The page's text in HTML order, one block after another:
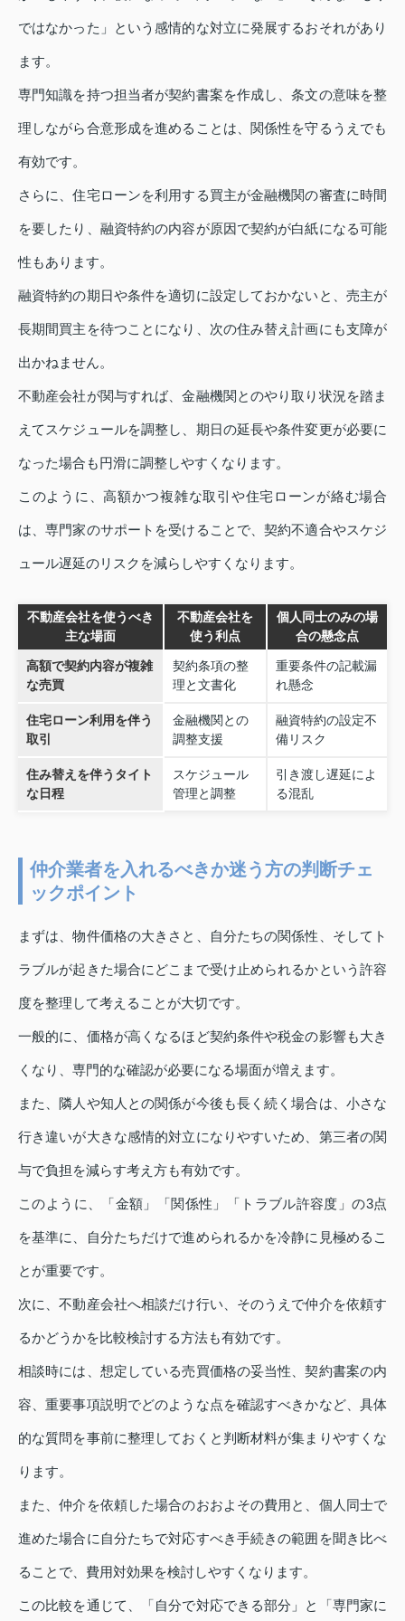
ではなかった」という感情的な対立に発展するおそれがあり
ます。
専門知識を持つ担当者が契約書案を作成し、条文の意味を整
理しながら合意形成を進めることは、関係性を守るうえでも
有効です。
さらに、住宅ローンを利用する買主が金融機関の審査に時間
を要したり、融資特約の内容が原因で契約が白紙になる可能
性もあります。
融資特約の期日や条件を適切に設定しておかないと、売主が
長期間買主を待つことになり、次の住み替え計画にも支障が
出かねません。
不動産会社が関与すれば、金融機関とのやり取り状況を踏ま
えてスケジュールを調整し、期日の延長や条件変更が必要に
なった場合も円滑に調整しやすくなります。
このように、高額かつ複雑な取引や住宅ローンが絡む場合
は、専門家のサポートを受けることで、契約不適合やスケジ
ュール遅延のリスクを減らしやすくなります。
不動産会社を使うべき
主な場面
不動産会社を
使う利点
個人同士のみの場
合の懸念点
高額で契約内容が複雑
な売買
契約条項の整
理と文書化
重要条件の記載漏
れ懸念
住宅ローン利用を伴う
取引
金融機関との
調整支援
融資特約の設定不
備リスク
住み替えを伴うタイト
な日程
スケジュール
管理と調整
引き渡し遅延によ
る混乱
仲介業者を入れるべきか迷う方の判断チェ
ックポイント
まずは、物件価格の大きさと、自分たちの関係性、そしてト
ラブルが起きた場合にどこまで受け止められるかという許容
度を整理して考えることが大切です。
一般的に、価格が高くなるほど契約条件や税金の影響も大き
くなり、専門的な確認が必要になる場面が増えます。
また、隣人や知人との関係が今後も長く続く場合は、小さな
行き違いが大きな感情的対立になりやすいため、第三者の関
与で負担を減らす考え方も有効です。
このように、「金額」「関係性」「トラブル許容度」の3点
を基準に、自分たちだけで進められるかを冷静に見極めるこ
とが重要です。
次に、不動産会社へ相談だけ行い、そのうえで仲介を依頼す
るかどうかを比較検討する方法も有効です。
相談時には、想定している売買価格の妥当性、契約書案の内
容、重要事項説明でどのような点を確認すべきかなど、具体
的な質問を事前に整理しておくと判断材料が集まりやすくな
ります。
また、仲介を依頼した場合のおおよその費用と、個人同士で
進めた場合に自分たちで対応すべき手続きの範囲を聞き比べ
ることで、費用対効果を検討しやすくなります。
この比較を通じて、「自分で対応できる部分」と「専門家に